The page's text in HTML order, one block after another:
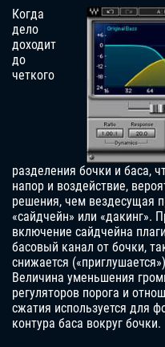
Когда
дело
доходит
до
четкого
разделения бочки и баса,
напор и воздействие,
решения, чем вездесущая
«сайдчейн» или «дакинг».
включение сайдчейна
басовый канал от бочки,
снижается
Величина уменьшения
регуляторов порога и
сжатия используется для
контура баса вокруг бочки.